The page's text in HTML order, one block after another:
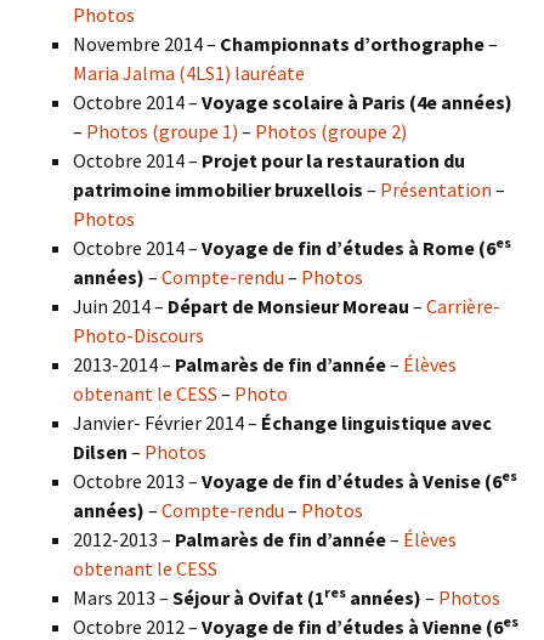
Photos
Novembre 2014 – Championnats d’orthographe–
Maria Jalma (4LS1) lauréate
Octobre 2014 – Voyage scolaire à Paris (4e années)
– Photos (groupe 1) – Photos (groupe 2)
Octobre 2014 – Projet pour la restauration du
patrimoine immobilier bruxellois – Présentation –
Photos
Octobre 2014 – Voyage de fin d’études à Rome (6es
années) – Compte-rendu – Photos
Juin 2014 – Départ de Monsieur Moreau – Carrière-
Photo-Discours
2013-2014 – Palmarès de fin d’année– Élèves
obtenant le CESS – Photo
Janvier- Février 2014 – Échange linguistique avec
Dilsen – Photos
Octobre 2013 – Voyage de fin d’études à Venise (6es
années) – Compte-rendu – Photos
2012-2013 – Palmarès de fin d’année– Élèves
obtenant le CESS
Mars 2013 – Séjour à Ovifat (1res années) – Photos
Octobre 2012 – Voyage de fin d’études à Vienne (6es